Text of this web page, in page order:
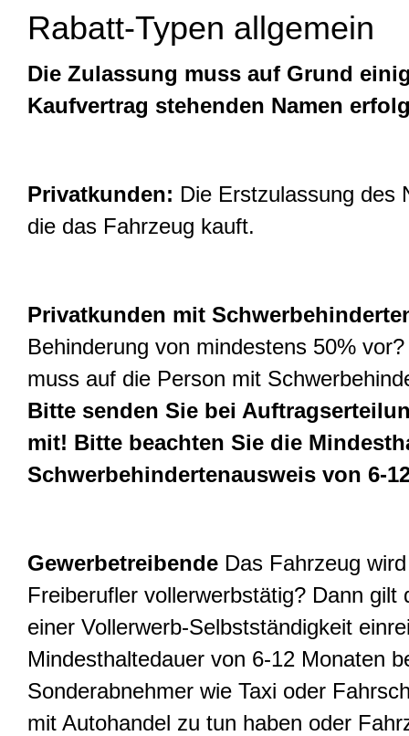
Rabatt-Typen allgemein
Die Zulassung muss auf Grund
Kaufvertrag stehenden Namen
Privatkunden: Die Erstzulassung des
die das Fahrzeug kauft.
Privatkunden mit
Behinderung von mindestens 50%
muss auf die Person mit
Bitte senden Sie bei
mit! Bitte beachten Sie die
Schwerbehindertenausweis von 6-
Gewerbetreibende Das Fahrzeug
Freiberufler vollerwerbstätig? Dann
einer Vollerwerb-Selbstständigkeit
Mindesthaltedauer von 6-12 Monaten
Sonderabnehmer wie Taxi oder
mit Autohandel zu tun haben oder